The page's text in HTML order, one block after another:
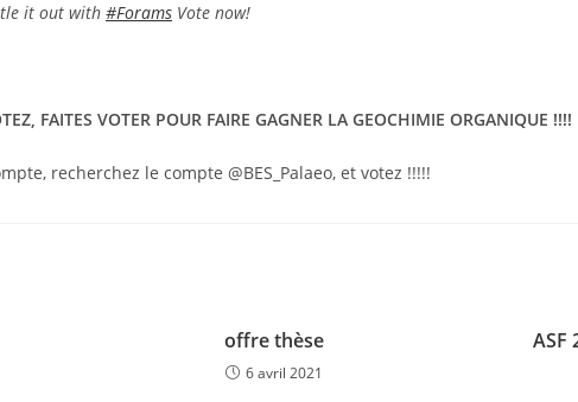
it out with #Forams Vote now!
FAITES VOTER POUR FAIRE GAGNER LA GEOCHIMIE ORGANIQUE !!!!
recherchez le compte @BES_Palaeo, et votez !!!!!
offre thèse
6 avril 2021
ASF